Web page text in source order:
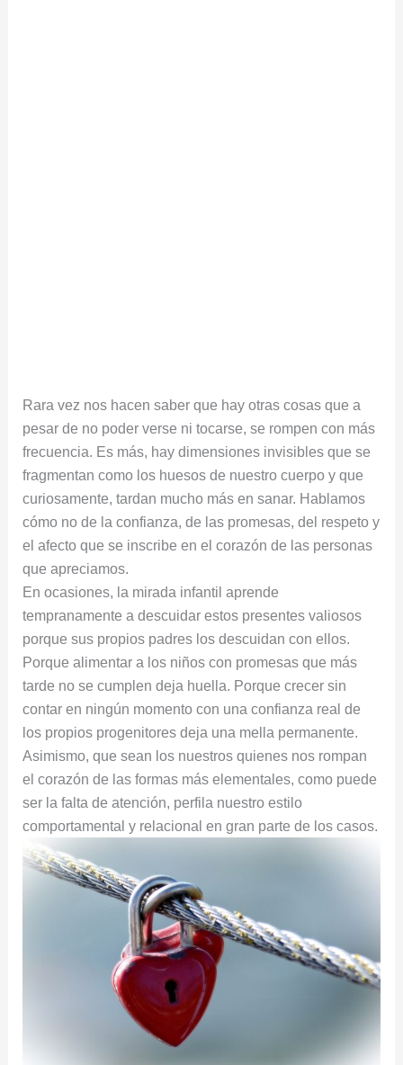
Rara vez nos hacen saber que hay otras cosas que a
pesar de no poder verse ni tocarse, se rompen con más
frecuencia. Es más, hay dimensiones invisibles que se
fragmentan como los huesos de nuestro cuerpo y que
curiosamente, tardan mucho más en sanar. Hablamos
cómo no de la confianza, de las promesas, del respeto y
el afecto que se inscribe en el corazón de las personas
que apreciamos.
En ocasiones, la mirada infantil aprende
tempranamente a descuidar estos presentes valiosos
porque sus propios padres los descuidan con ellos.
Porque alimentar a los niños con promesas que más
tarde no se cumplen deja huella. Porque crecer sin
contar en ningún momento con una confianza real de
los propios progenitores deja una mella permanente.
Asimismo, que sean los nuestros quienes nos rompan
el corazón de las formas más elementales, como puede
ser la falta de atención, perfila nuestro estilo
comportamental y relacional en gran parte de los casos.